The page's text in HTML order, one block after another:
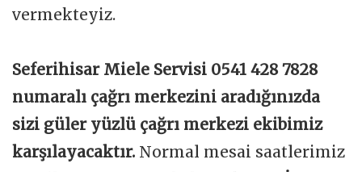
vermekteyiz.
Seferihisar Miele Servisi 0541 428 7828
numaralı çağrı merkezini aradığınızda
sizi güler yüzlü çağrı merkezi ekibimiz
karşılayacaktır. Normal mesai saatlerimiz